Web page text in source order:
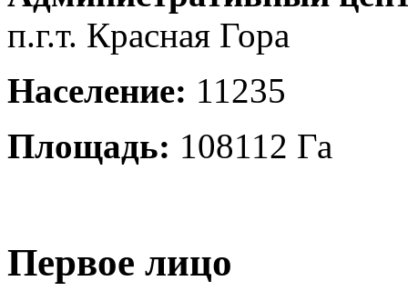
п.г.т. Красная Гора
Население: 11235
Площадь: 108112 Га
Первое лицо